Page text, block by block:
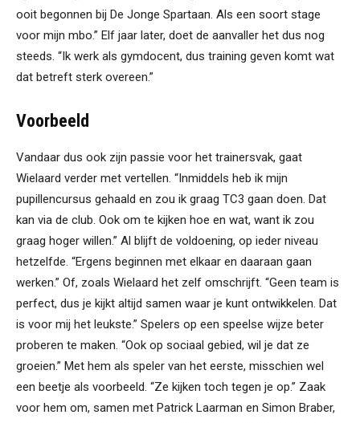
ooit begonnen bij De Jonge Spartaan. Als een soort stage
voor mijn mbo.” Elf jaar later, doet de aanvaller het dus nog
steeds. “Ik werk als gymdocent, dus training geven komt wat
dat betreft sterk overeen.”
Voorbeeld
Vandaar dus ook zijn passie voor het trainersvak, gaat
Wielaard verder met vertellen. “Inmiddels heb ik mijn
pupillencursus gehaald en zou ik graag TC3 gaan doen. Dat
kan via de club. Ook om te kijken hoe en wat, want ik zou
graag hoger willen.” Al blijft de voldoening, op ieder niveau
hetzelfde. “Ergens beginnen met elkaar en daaraan gaan
werken.” Of, zoals Wielaard het zelf omschrijft. “Geen team is
perfect, dus je kijkt altijd samen waar je kunt ontwikkelen. Dat
is voor mij het leukste.” Spelers op een speelse wijze beter
proberen te maken. “Ook op sociaal gebied, wil je dat ze
groeien.” Met hem als speler van het eerste, misschien wel
een beetje als voorbeeld. “Ze kijken toch tegen je op.” Zaak
voor hem om, samen met Patrick Laarman en Simon Braber,